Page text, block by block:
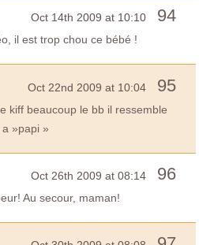
Oct 14th 2009 at 10:10 94
il est trop chou ce bébé !
Oct 22nd 2009 at 10:04 95
kiff beaucoup le bb il ressemble
a »papi »
Oct 26th 2009 at 08:14 96
Au secour, maman!